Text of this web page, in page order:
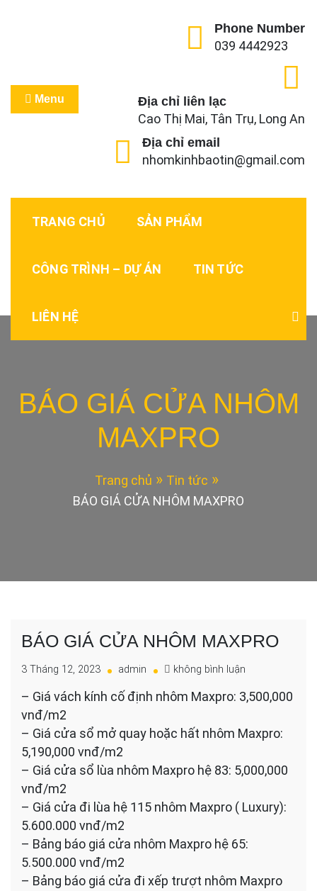
Nhôm Kính Bảo Tín
Cửa Sang – Nhà Sáng!
Menu
Phone Number
039 4442923
Địa chỉ liên lạc
Cao Thị Mai, Tân Trụ, Long An
Địa chỉ email
nhomkinhbaotin@gmail.com
TRANG CHỦ SẢN PHẨM
CÔNG TRÌNH – DỰ ÁN TIN TỨC
LIÊN HỆ
BÁO GIÁ CỬA NHÔM
MAXPRO
Trang chủ
Tin tức
BÁO GIÁ CỬA NHÔM MAXPRO
BÁO GIÁ CỬA NHÔM MAXPRO
3 Tháng 12, 2023 admin không bình luận
GIÁ
NHÔM
MAXPRO
– Giá vách kính cố định nhôm Maxpro: 3,500,000
vnđ/m2
– Giá cửa sổ mở quay hoặc hất nhôm Maxpro:
5,190,000 vnđ/m2
– Giá cửa sổ lùa nhôm Maxpro hệ 83: 5,000,000
vnđ/m2
– Giá cửa đi lùa hệ 115 nhôm Maxpro ( Luxury):
5.600.000 vnđ/m2
– Bảng báo giá cửa nhôm Maxpro hệ 65:
5.500.000 vnđ/m2
– Bảng báo giá cửa đi xếp trượt nhôm Maxpro